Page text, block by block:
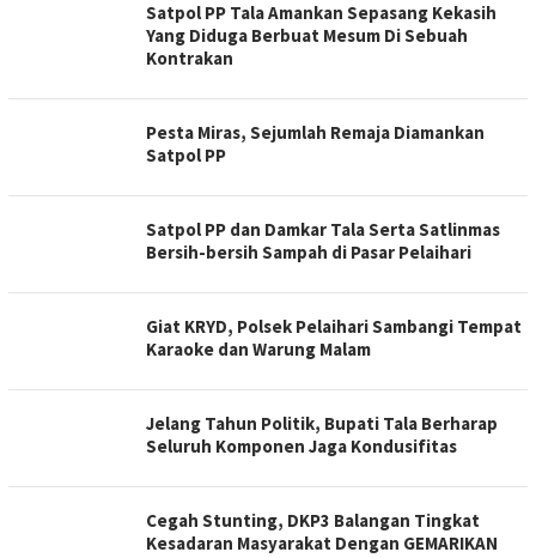
Satpol PP Tala Amankan Sepasang Kekasih
Yang Diduga Berbuat Mesum Di Sebuah
Kontrakan
Pesta Miras, Sejumlah Remaja Diamankan
Satpol PP
Satpol PP dan Damkar Tala Serta Satlinmas
Bersih-bersih Sampah di Pasar Pelaihari
Giat KRYD, Polsek Pelaihari Sambangi Tempat
Karaoke dan Warung Malam
Jelang Tahun Politik, Bupati Tala Berharap
Seluruh Komponen Jaga Kondusifitas
Cegah Stunting, DKP3 Balangan Tingkat
Kesadaran Masyarakat Dengan GEMARIKAN